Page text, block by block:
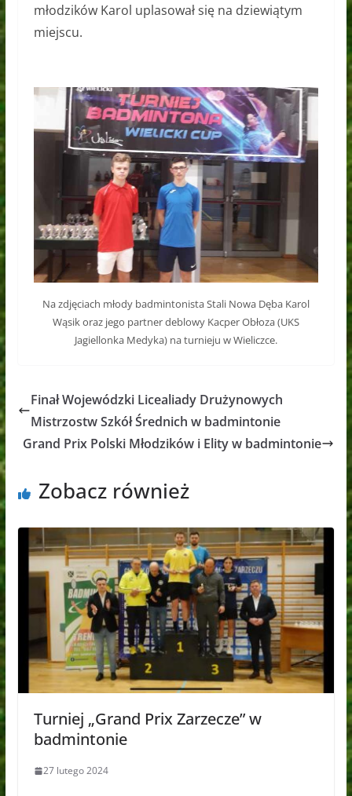
młodzików Karol uplasował się na dziewiątym
miejscu.
Na zdjęciach młody badmintonista Stali Nowa Dęba Karol
Wąsik oraz jego partner deblowy Kacper Obłoza (UKS
Jagiellonka Medyka) na turnieju w Wieliczce.
Finał Wojewódzki Licealiady Drużynowych
Mistrzostw Szkół Średnich w badmintonie
Grand Prix Polski Młodzików i Elity w badmintonie
Zobacz również
Turniej „Grand Prix Zarzecze” w
badmintonie
27 lutego 2024